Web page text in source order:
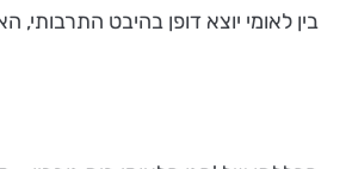
בין לאומי יוצא דופן בהיבט התרבותי,